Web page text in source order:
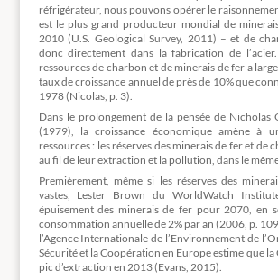
réfrigérateur, nous pouvons opérer le
est le plus grand producteur mondial de
2010 (U.S. Geological Survey, 2011) – et de
donc directement dans la fabrication de l’acier.
ressources de charbon et de minerais de fer a
taux de croissance annuel de près de 10% que
1978 (Nicolas, p. 3).
Dans le prolongement de la pensée de Nicholas
(1979), la croissance économique amène à
ressources : les réserves des minerais de fer et de
au fil de leur extraction et la pollution, dans le
Premièrement, même si les réserves des
vastes, Lester Brown du WorldWatch
épuisement des minerais de fer pour 2070, en
consommation annuelle de 2% par an (2006, p.
l’Agence Internationale de l’Environnement de
Sécurité et la Coopération en Europe estime que la
pic d’extraction en 2013 (Evans, 2015).